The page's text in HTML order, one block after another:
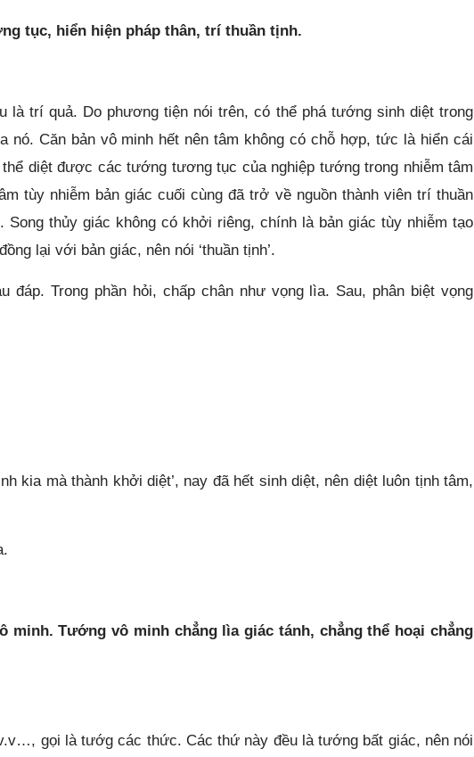
tục, hiển hiện pháp thân, trí thuần tịnh.
là trí quả. Do phương tiện nói trên, có thể phá tướng sinh diệt trong
nó. Căn bản vô minh hết nên tâm không có chỗ hợp, tức là hiển cái
diệt được các tướng tương tục của nghiệp tướng trong nhiễm tâm
tùy nhiễm bản giác cuối cùng đã trở về nguồn thành viên trí thuần
thủy giác không có khởi riêng, chính là bản giác tùy nhiễm tạo
lại với bản giác, nên nói ‘thuần tịnh’.
đáp. Trong phần hỏi, chấp chân như vọng lìa. Sau, phân biệt vọng
kia mà thành khởi diệt’, nay đã hết sinh diệt, nên diệt luôn tịnh tâm,
Tướng vô minh chẳng lìa giác tánh, chẳng thể hoại chẳng
gọi là tướg các thức. Các thứ này đều là tướng bất giác, nên nói